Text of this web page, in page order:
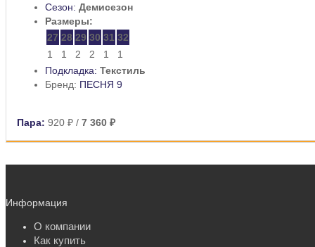
Сезон: Демисезон
Размеры:
27 28 29 30 31 32
1
1 2 2 1
1
Подкладка: Текстиль
Бренд: ПЕСНЯ 9
Пара: 920 ₽ / 7 360 ₽
Информация
О компании
Как купить